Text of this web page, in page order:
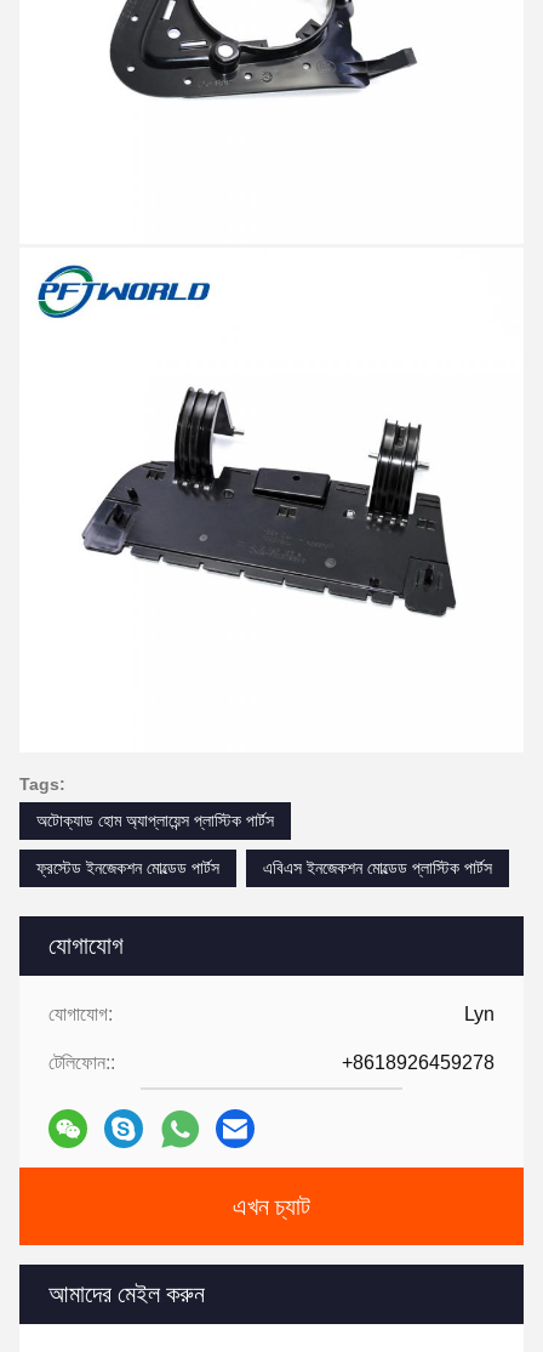
যোগাযোগ
যোগাযোগ: Lyn
টেলিফোন:: +8618926459278
এখন চ্যাট
আমাদের মেইল করুন
Tags:
অটোক্যাড হোম অ্যাপ্লায়েন্স প্লাস্টিক পার্টস
ফ্রস্টেড ইনজেকশন মোল্ডেড পার্টস এবিএস ইনজেকশন মোল্ডেড প্লাস্টিক পার্টস